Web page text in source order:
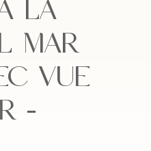
cookies, la politique de
newsletter.
cookies, la politique de
newsletter.
LA
MAR
VUE
-